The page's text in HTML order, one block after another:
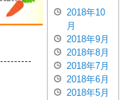
2018年10
月
2018年9月
2018年8月
2018年7月
2018年6月
2018年5月